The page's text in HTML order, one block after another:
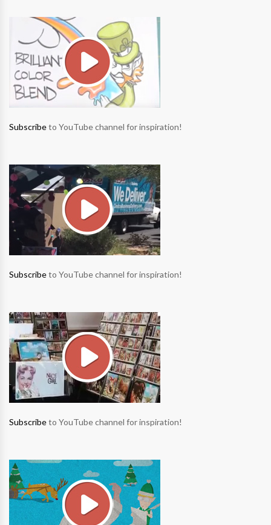
Subscribeto YouTube channel for inspiration!
Subscribeto YouTube channel for inspiration!
Subscribeto YouTube channel for inspiration!